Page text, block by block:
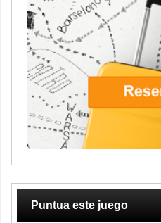
Puntua este juego